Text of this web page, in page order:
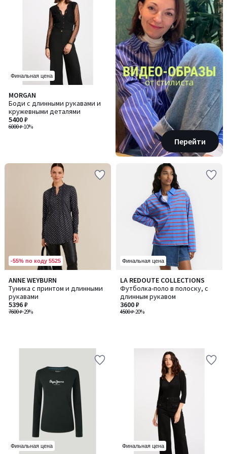
Финальная цена
MORGAN
Боди с длинными рукавами и
кружевными деталями
6000 ₽-10%
5400 ₽
Перейти
-55% по коду 5525
ANNE WEYBURN
Туника с принтом и длинными
рукавами
7600 ₽-29%
5396 ₽
Финальная цена
LA REDOUTE COLLECTIONS
Футболка-поло в полоску, с
длинным рукавом
4500 ₽-20%
3600 ₽
Финальная цена Финальная цена